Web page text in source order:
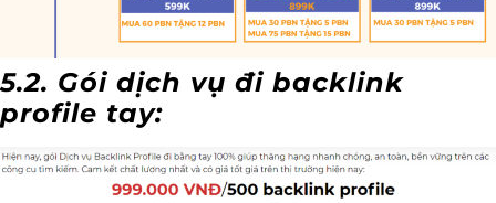
5.2. Gói dịch vụ đi backlink
profile tay: